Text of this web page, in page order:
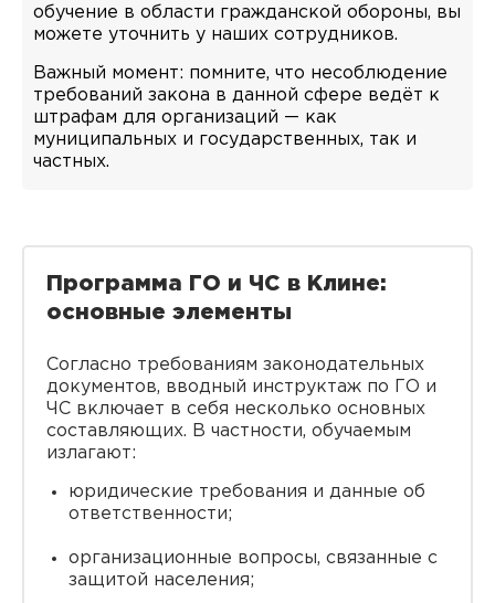
обучение в области гражданской обороны, вы
можете уточнить у наших сотрудников.
Важный момент: помните, что несоблюдение
требований закона в данной сфере ведёт к
штрафам для организаций — как
муниципальных и государственных, так и
частных.
Программа ГО и ЧС в Клине:
основные элементы
Согласно требованиям законодательных
документов, вводный инструктаж по ГО и
ЧС включает в себя несколько основных
составляющих. В частности, обучаемым
излагают:
юридические требования и данные об
ответственности;
организационные вопросы, связанные с
защитой населения;